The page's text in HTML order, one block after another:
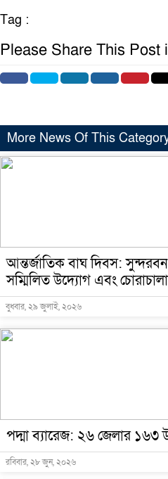
Tag :
Please Share This Post
More News Of This
আন্তর্জাতিক বাঘ দিবস:
সম্মিলিত উদ্যোগ এবং
বুধবার, ২৯ জুলাই, ২০২৬
পদ্মা ব্যারেজ: ২৬ জেলার ১৬৩
রবিবার, ২৮ জুন, ২০২৬